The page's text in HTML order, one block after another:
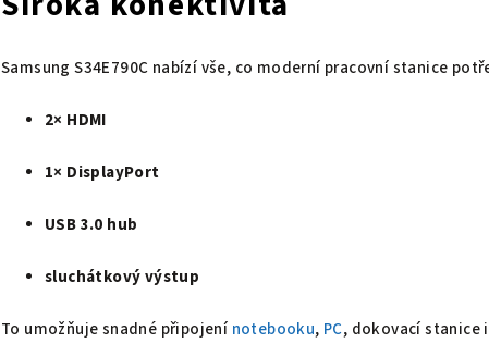
Samsung S34E790C nabízí vše, co moderní pracovní stanice
2× HDMI
1× DisplayPort
USB 3.0 hub
sluchátkový výstup
To umožňuje snadné připojení notebooku, PC, dokovací stanice